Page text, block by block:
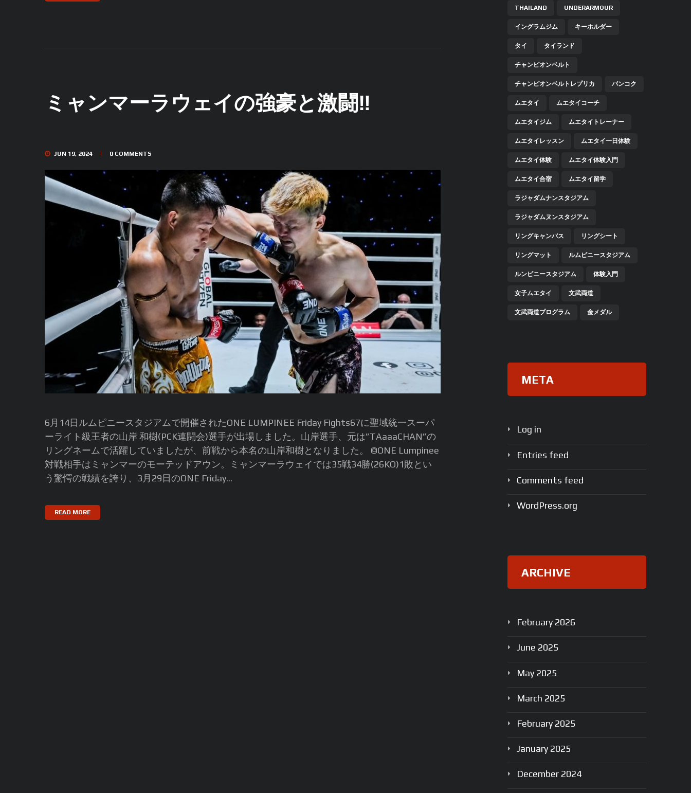
ミャンマーラウェイの強豪と激闘‼︎
JUN 19, 2024 0 COMMENTS
6月14日ルムピニースタジアムで開催されたONE LUMPINEE Friday Fights67に聖域統一スーパ
ーライト級王者の山岸 和樹(PCK連闘会)選手が出場しました。山岸選手、元は”TAaaaCHAN”の
リングネームで活躍していましたが、前戦から本名の山岸和樹となりました。 ©️ONE Lumpinee
対戦相手はミャンマーのモーテッドアウン。ミャンマーラウェイでは35戦34勝(26KO)1敗とい
う驚愕の戦績を誇り、3月29日のONE Friday...
READ MORE
THAILAND UNDERARMOUR
イングラムジム キーホルダー
タイ タイランド
チャンピオンベルト
チャンピオンベルトレプリカ バンコク
ムエタイ ムエタイコーチ
ムエタイジム ムエタイトレーナー
ムエタイレッスン ムエタイ一日体験
ムエタイ体験 ムエタイ体験入門
ムエタイ合宿 ムエタイ留学
ラジャダムナンスタジアム
ラジャダムヌンスタジアム
リングキャンバス リングシート
リングマット ルムピニースタジアム
ルンピニースタジアム 体験入門
女子ムエタイ 文武両道
文武両道プログラム 金メダル
META
Log in
Entries feed
Comments feed
WordPress.org
ARCHIVE
February 2026
June 2025
May 2025
March 2025
February 2025
January 2025
December 2024